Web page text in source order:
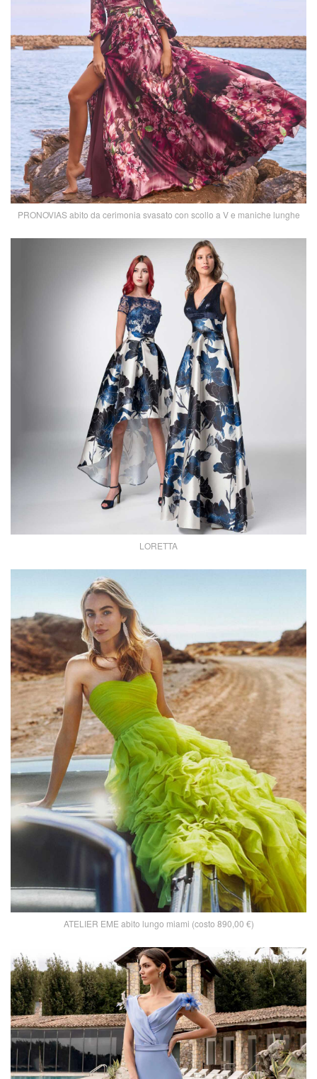
PRONOVIAS abito da cerimonia svasato con scollo a V e maniche lunghe
LORETTA
ATELIER EME abito lungo miami (costo 890,00 €)